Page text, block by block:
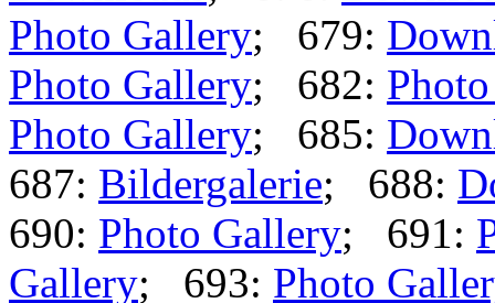
Photo Gallery; 679:
Photo Gallery; 682:
Photo Gallery; 685:
687: Bildergalerie; 688:
690: Photo Gallery; 691:
Gallery; 693: Photo